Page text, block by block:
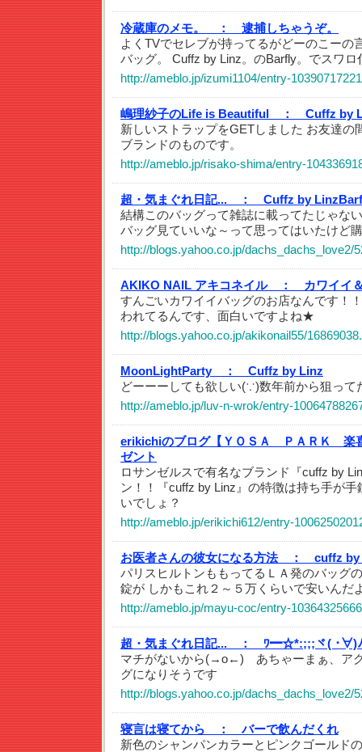
冷蔵庫のメモ。 ：
逮捕しちゃうぞ。
よくTVでセレブが持ってるがどーのこーの
バッグ。 Cuffz by Linz。のBarfly。でスワ
http://ameblo.jp/izumi1104/entry-
嶋理紗子のLife is Beautiful ：
Cuffz by
新しいストラップをGETしました お友達の
ブランドのものです。
http://ameblo.jp/risako-shima/entry-
超・気まぐれ日記... ：
Cuffz by
結構このバッグって雑誌に載ってたじゃな
バッグ見ていいな～って思ってはいたけど
http://blogs.yahoo.co.jp/dachs_dachs_love2/
AKIKO NAIL アキコネイル ：
カワイイ
すんごいカワイイバッグのお店なんです！
われてるんです、面白いですよね★
http://blogs.yahoo.co.jp/akikonail55/
MoonLightParty ：
Cuffz by Linz
どーーーしても欲しい(∵)数年前から狙って
http://ameblo.jp/luv-n-wrok/entry-
erikichiのブログ【ＹＯＳＡ ＰＡＲＫ
ゼント
ロサンゼルスで有名なブランド『cuffz by
ン！！『cuffz by Linz』の特徴は持ち手が
いでしょ？
http://ameblo.jp/erikichi612/entry-
お医者さんの彼女になる方法 ：
cuffz
パリスヒルトンももってるＬＡ発のバッグ
錠が しかもこれ２～５万くらいで安いんだ
http://ameblo.jp/mayu-coc/entry-
超・気まぐれ日記... ：
ﾜ━☆*:;;;ヾ( ･∀)ﾉ
マチがないから(→o←)ゞあちゃーまぁ、ア
グになりそうです
http://blogs.yahoo.co.jp/dachs_dachs_love2/
寝言は寝てから ：
バーで飲んだくれ
新色のシャンパンカラーとピンクゴールド